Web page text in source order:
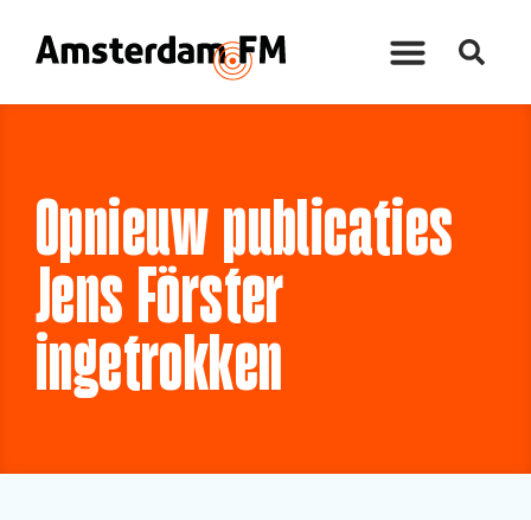
Opnieuw publicaties
Jens Förster
ingetrokken